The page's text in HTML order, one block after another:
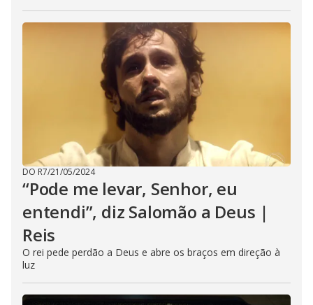
DO R7/21/05/2024
“Pode me levar, Senhor, eu
entendi”, diz Salomão a Deus |
Reis
O rei pede perdão a Deus e abre os braços em direção à
luz